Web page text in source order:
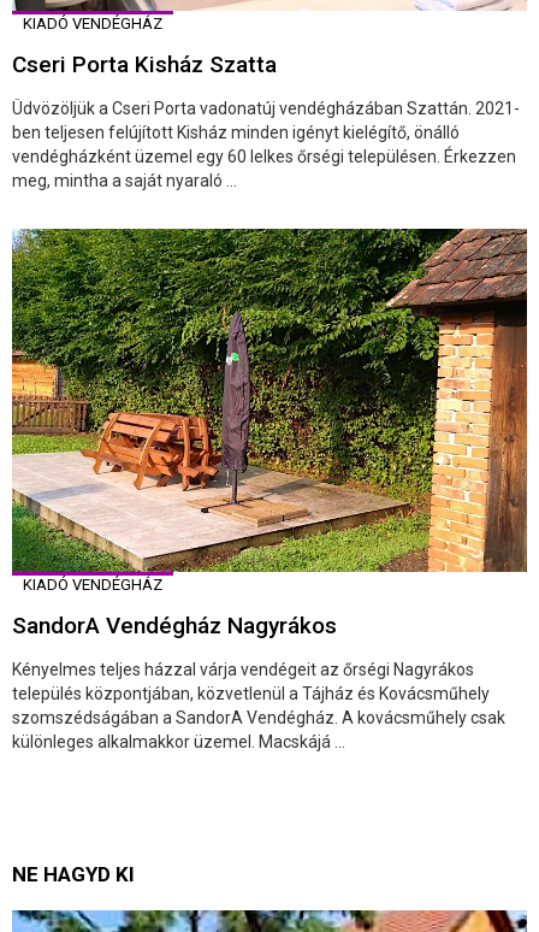
KIADÓ VENDÉGHÁZ
Cseri Porta Kisház Szatta
Üdvözöljük a Cseri Porta vadonatúj vendégházában Szattán. 2021-
ben teljesen felújított Kisház minden igényt kielégítő, önálló
vendégházként üzemel egy 60 lelkes őrségi településen. Érkezzen
meg, mintha a saját nyaraló ...
KIADÓ VENDÉGHÁZ
SandorA Vendégház Nagyrákos
Kényelmes teljes házzal várja vendégeit az őrségi Nagyrákos
település központjában, közvetlenül a Tájház és Kovácsműhely
szomszédságában a SandorA Vendégház. A kovácsműhely csak
különleges alkalmakkor üzemel. Macskájá ...
NE HAGYD KI